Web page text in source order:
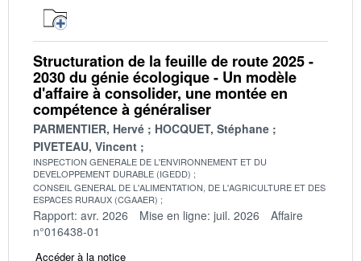
Structuration de la feuille de route 2025 -
2030 du génie écologique - Un modèle
d'affaire à consolider, une montée en
compétence à généraliser
PARMENTIER, Hervé
HOCQUET, Stéphane
PIVETEAU, Vincent
INSPECTION GENERALE DE L'ENVIRONNEMENT ET DU
DEVELOPPEMENT DURABLE (IGEDD)
CONSEIL GENERAL DE L'ALIMENTATION, DE L'AGRICULTURE ET DES
ESPACES RURAUX (CGAAER)
Rapport: avr. 2026 Mise en ligne: juil. 2026
Affaire
n°016438-01
Accéder à la notice